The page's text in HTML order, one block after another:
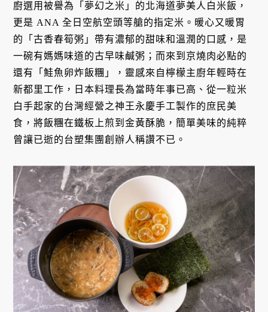
廚選用被譽為「夢幻之米」的北海道夢美人白米飯，
更是 ANA 全日空航空頭等艙的指定米。暖心又暖胃
的「古香春筍粥」帶有濃郁的甜味和溫潤的口感，是
一碗有媽媽味道的古早味鹹粥；而來到京燒肉必點的
還有「鮭魚卵炸飯糰」，靈感來自檸檬主廚年輕時在
新都里工作，日本料理長為當時年事已高、從一粒米
白手起家的台灣經營之神王永慶手工製作的庶民美
食，將飯糰在鐵板上煎到金黃酥脆，簡單美味的純粹
曾讓已逝的台塑集團創辦人稱讚不已。